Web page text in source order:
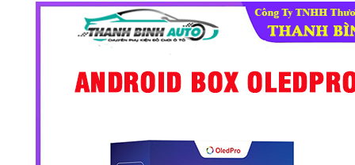
gốc
là:
5.000.000₫.
hiện
tại
là: